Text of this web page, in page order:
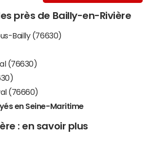
près de Bailly-en-Rivière
Bailly (76630)
(76630)
(76660)
en Seine-Maritime
: en savoir plus